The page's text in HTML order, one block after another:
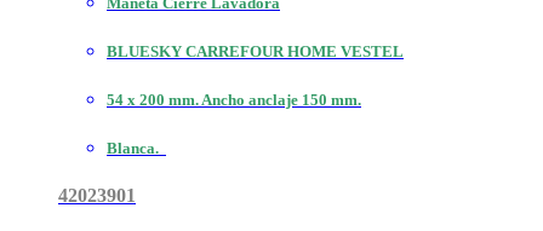
BLUESKY CARREFOUR HOME VESTEL
54 x 200 mm. Ancho anclaje 150 mm.
Blanca.
42023901